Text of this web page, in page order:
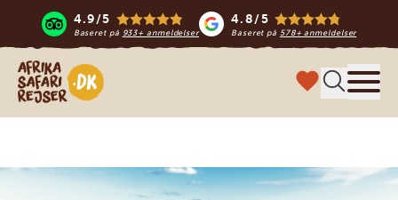
4.9/5
Baseret på 933+ anmeldelser
4.8/5
Baseret på 578+ anmeldelser
Safari-rejser i Afrika